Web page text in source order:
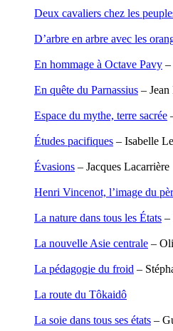
Delaunay Matthieu
Delloye Bernard
Descave Nicolas
Desprez Léopoldine
Dubois-Tartacap Nicole
Dugast Stéphane
Edwards Richard
Fisset Émeric
FitzGerald Edward
Foucard Marie
Fraisse Thomas
Fuligni Bruno
Garcia Antoine
Deux cavaliers chez les
D’arbre en arbre avec les
En hommage à Octave Pavy –
En quête du Parnassius – Jean
Espace du mythe, terre sacrée
Études pacifiques – Isabelle
Évasions – Jacques Lacarrière
Henri Vincenot, l’image du
La nature dans tous les États –
La nouvelle Asie centrale –
La pédagogie du froid –
La route du Tôkaidô
La soie dans tous ses états –